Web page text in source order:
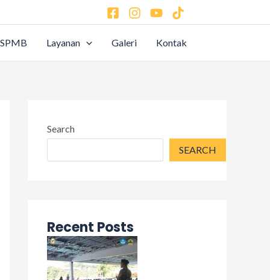
SPMB Layanan Galeri Kontak
Search
SEARCH
Recent Posts